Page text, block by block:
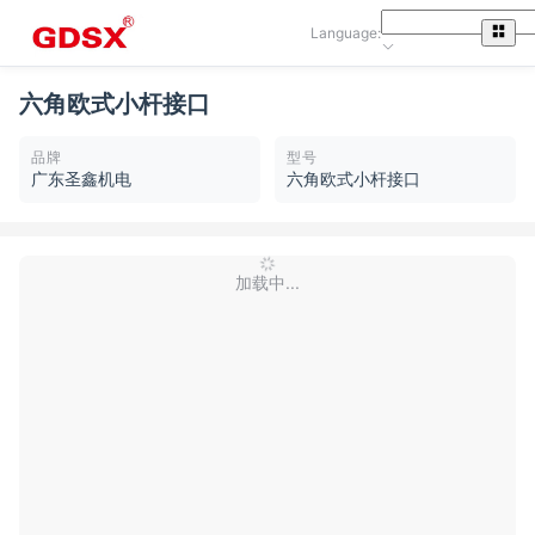
Language:
六角欧式小杆接口
品牌
广东圣鑫机电
型号
六角欧式小杆接口
加载中...